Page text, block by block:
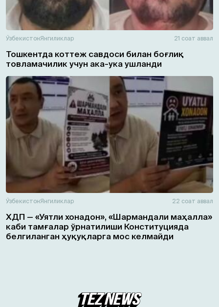
ЎзбекистонЯнгиликлар 21 соат аввал
Тошкентда коттеж савдоси билан боғлиқ
товламачилик учун ака-ука ушланди
ЎзбекистонЯнгиликлар 22 соат аввал
ХДП — «Уятли хонадон», «Шармандали маҳалла»
каби тамғалар ўрнатилиши Конституцияда
белгиланган ҳуқуқларга мос келмайди